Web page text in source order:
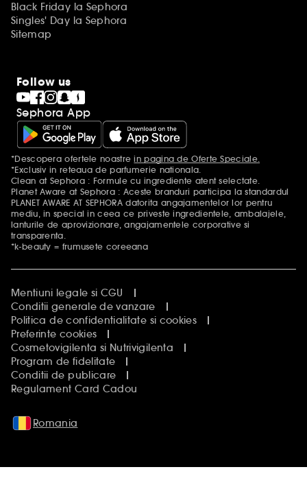
Black Friday la Sephora
Singles' Day la Sephora
Sitemap
Follow us
Sephora App
Mentiuni aditionale
*Descopera ofertele noastrein pagina de Oferte Speciale.
*Exclusiv in reteaua de parfumerie nationala.
Clean at Sephora : Formule cu ingrediente atent selectate.
Planet Aware at Sephora : Aceste branduri participa la standardul
PLANET AWARE AT SEPHORA datorita angajamentelor lor pentru
mediu, in special in ceea ce priveste ingredientele, ambalajele,
lanturile de aprovizionare, angajamentele corporative si
transparenta.
*k-beauty = frumusete coreeana
Mentiuni legale si CGU
Conditii generale de vanzare
Politica de confidentialitate si cookies
Preferinte cookies
Cosmetovigilenta si Nutrivigilenta
Program de fidelitate
Conditii de publicare
Regulament Card Cadou
Romania